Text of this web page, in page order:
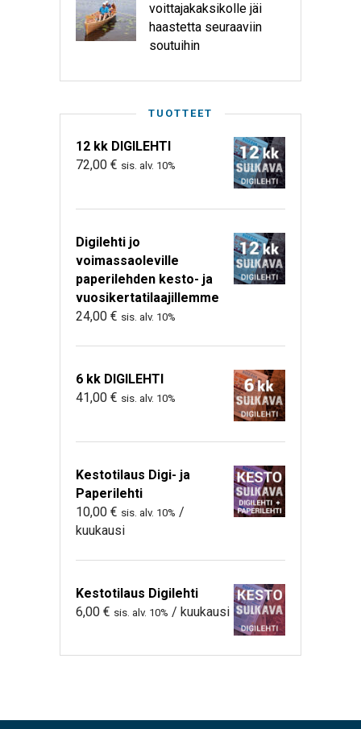
voittajakaksikolle jäi
haastetta seuraaviin
soutuihin
TUOTTEET
12 kk DIGILEHTI
72,00 € sis. alv. 10%
Digilehti jo
voimassaoleville
paperilehden kesto- ja
vuosikertatilaajillemme
24,00 € sis. alv. 10%
6 kk DIGILEHTI
41,00 € sis. alv. 10%
Kestotilaus Digi- ja
Paperilehti
10,00 € sis. alv. 10% /
kuukausi
Kestotilaus Digilehti
6,00 € sis. alv. 10% / kuukausi